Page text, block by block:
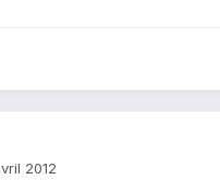
2012